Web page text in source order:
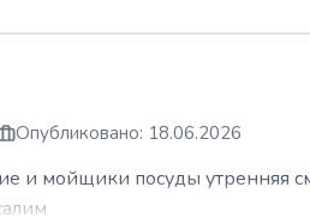
Опубликовано: 18.06.2026
и мойщики посуды утренняя